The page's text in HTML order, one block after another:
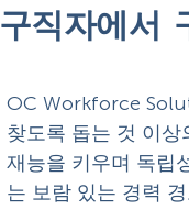
구직자에서
OC Workforce
찾도록 돕는 것 이
재능을 키우며 독립
는 보람 있는 경력